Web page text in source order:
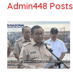
Admin448 Posts